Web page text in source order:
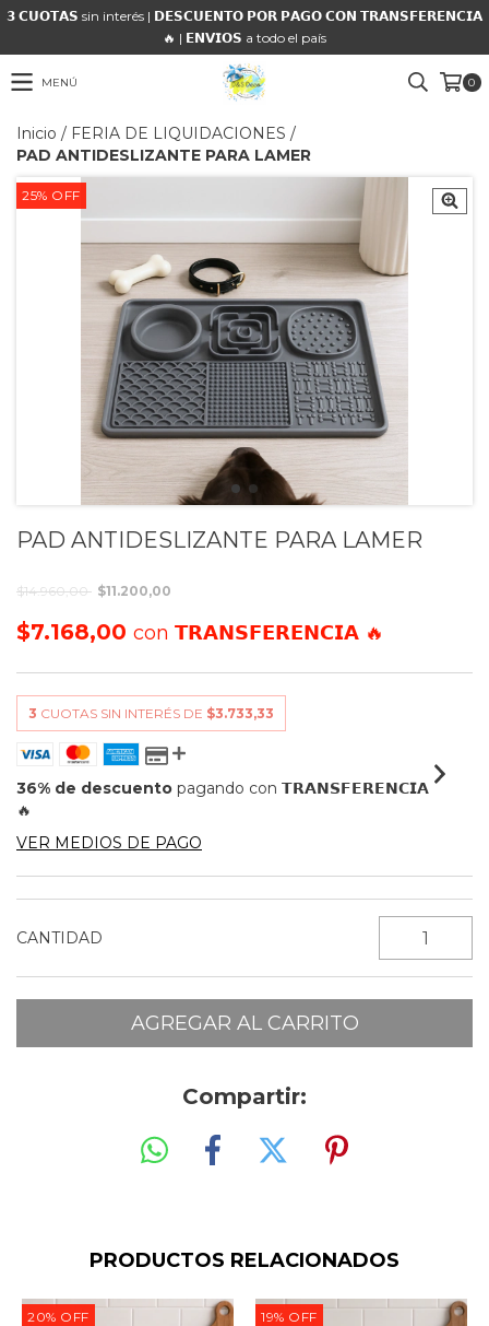
𝟯 𝗖𝗨𝗢𝗧𝗔𝗦 sin interés | 𝗗𝗘𝗦𝗖𝗨𝗘𝗡𝗧𝗢 𝗣𝗢𝗥 𝗣𝗔𝗚𝗢 𝗖𝗢𝗡 𝗧𝗥𝗔𝗡𝗦𝗙𝗘𝗥𝗘𝗡𝗖𝗜𝗔
🔥 | 𝗘𝗡𝗩𝗜𝗢𝗦 a todo el país
MENÚ 0
Inicio / FERIA DE LIQUIDACIONES /
PAD ANTIDESLIZANTE PARA LAMER
25% OFF
PAD ANTIDESLIZANTE PARA LAMER
$14.960,00 $11.200,00
$7.168,00 con 𝗧𝗥𝗔𝗡𝗦𝗙𝗘𝗥𝗘𝗡𝗖𝗜𝗔 🔥
3 CUOTAS SIN INTERÉS DE $3.733,33
36% de descuento pagando con 𝗧𝗥𝗔𝗡𝗦𝗙𝗘𝗥𝗘𝗡𝗖𝗜𝗔
🔥
VER MEDIOS DE PAGO
CANTIDAD
Compartir:
PRODUCTOS RELACIONADOS
20% OFF 19% OFF